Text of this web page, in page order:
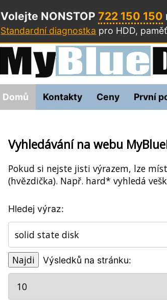
Volejte NONSTOP722 150 150
Standardní diagnostka pro HDD,
Domů Kontakty Ceny První
Vyhledávání na webu
Pokud si nejste jisti výrazem, lze
(hvězdička). Např. hard* vyhledá
Hledej výraz:
Výsledků na stránku: